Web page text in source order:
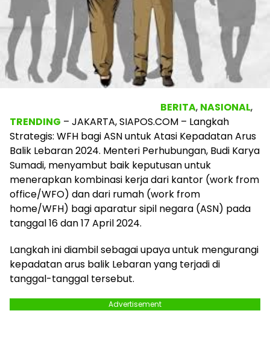
BERITA, NASIONAL,
TRENDING – JAKARTA, SIAPOS.COM – Langkah
Strategis: WFH bagi ASN untuk Atasi Kepadatan Arus
Balik Lebaran 2024. Menteri Perhubungan, Budi Karya
Sumadi, menyambut baik keputusan untuk
menerapkan kombinasi kerja dari kantor (work from
office/WFO) dan dari rumah (work from
home/WFH) bagi aparatur sipil negara (ASN) pada
tanggal 16 dan 17 April 2024.
Langkah ini diambil sebagai upaya untuk mengurangi
kepadatan arus balik Lebaran yang terjadi di
tanggal-tanggal tersebut.
Advertisement